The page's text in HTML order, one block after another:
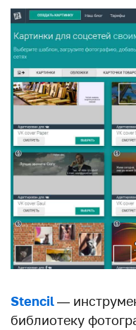
Stencil—
библиотеку